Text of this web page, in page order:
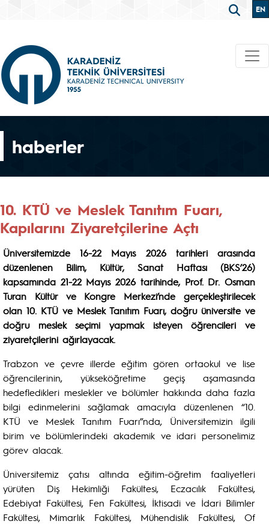
EN
haberler
10. KTÜ ve Meslek Tanıtım Fuarı,
Kapılarını Ziyaretçilerine Açtı
Üniversitemizde 16-22 Mayıs 2026 tarihleri arasında
düzenlenen Bilim, Kültür, Sanat Haftası (BKS’26)
kapsamında 21-22 Mayıs 2026 tarihinde, Prof. Dr. Osman
Turan Kültür ve Kongre Merkezi’nde gerçekleştirilecek
olan 10. KTÜ ve Meslek Tanıtım Fuarı, doğru üniversite ve
doğru meslek seçimi yapmak isteyen öğrencileri ve
ziyaretçilerini ağırlayacak.
Trabzon ve çevre illerde eğitim gören ortaokul ve lise
öğrencilerinin, yükseköğretime geçiş aşamasında
hedefledikleri meslekler ve bölümler hakkında daha fazla
bilgi edinmelerini sağlamak amacıyla düzenlenen “10.
KTÜ ve Meslek Tanıtım Fuarı”nda, Üniversitemizin ilgili
birim ve bölümlerindeki akademik ve idari personelimiz
görev alacak.
Üniversitemiz çatısı altında eğitim-öğretim faaliyetleri
yürüten Diş Hekimliği Fakültesi, Eczacılık Fakültesi,
Edebiyat Fakültesi, Fen Fakültesi, İktisadi ve İdari Bilimler
Fakültesi, Mimarlık Fakültesi, Mühendislik Fakültesi, Of